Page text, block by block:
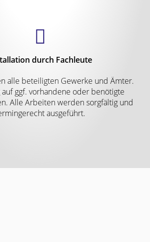
durch Fachleute
alle beteiligten Gewerke und Ämter.
ggf. vorhandene oder benötigte
Alle Arbeiten werden sorgfältig und
ausgeführt.